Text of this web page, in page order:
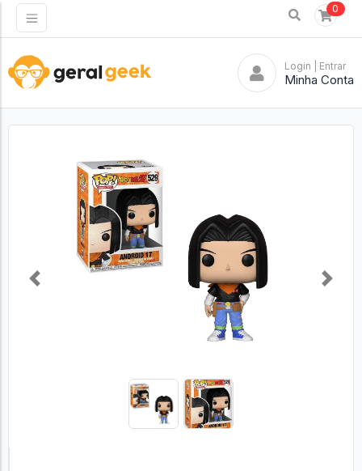
0
Login | Entrar
Minha Conta
Previous Next